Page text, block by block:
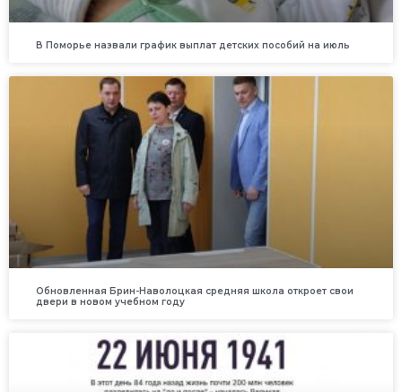
В Поморье назвали график выплат детских пособий на июль
Обновленная Брин-Наволоцкая средняя школа откроет свои
двери в новом учебном году